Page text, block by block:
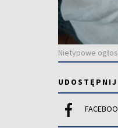
Nietypowe
UDOSTĘPNIJ